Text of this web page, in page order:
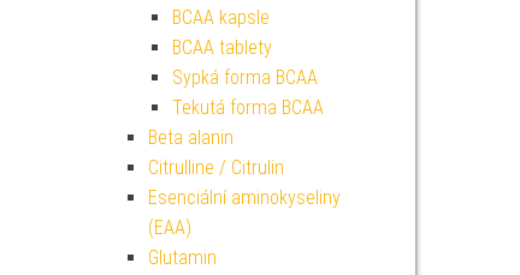
BCAA kapsle
BCAA tablety
Sypká forma BCAA
Tekutá forma BCAA
Beta alanin
Citrulline / Citrulin
Esenciální aminokyseliny
(EAA)
Glutamin